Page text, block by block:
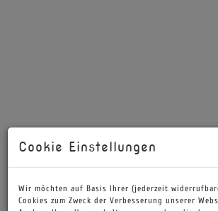
Cookie Einstellungen
Wir möchten auf Basis Ihrer (jederzeit
Cookies zum Zweck der Verbesserung unserer